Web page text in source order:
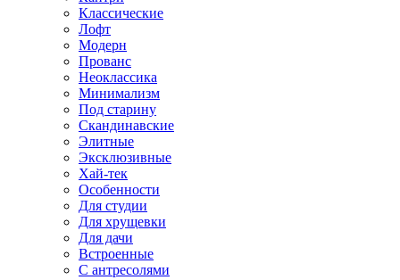
Классические
Лофт
Модерн
Прованс
Неоклассика
Минимализм
Под старину
Скандинавские
Элитные
Эксклюзивные
Хай-тек
Особенности
Для студии
Для хрущевки
Для дачи
Встроенные
С антресолями